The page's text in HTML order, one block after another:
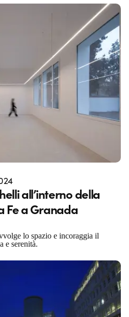
all’interno della
Fe a Granada
lo spazio e incoraggia il
e serenità.